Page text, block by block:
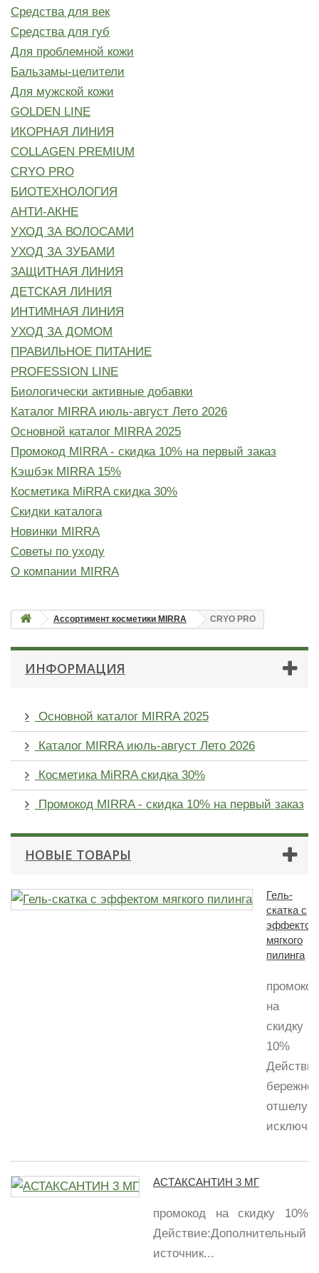
Средства для век
Средства для губ
Для проблемной кожи
Бальзамы-целители
Для мужской кожи
GOLDEN LINE
ИКОРНАЯ ЛИНИЯ
COLLAGEN PREMIUM
CRYO PRO
БИОТЕХНОЛОГИЯ
АНТИ-АКНЕ
УХОД ЗА ВОЛОСАМИ
УХОД ЗА ЗУБАМИ
ЗАЩИТНАЯ ЛИНИЯ
ДЕТСКАЯ ЛИНИЯ
ИНТИМНАЯ ЛИНИЯ
УХОД ЗА ДОМОМ
ПРАВИЛЬНОЕ ПИТАНИЕ
PROFESSION LINE
Биологически активные добавки
Каталог MIRRA июль-август Лето 2026
Основной каталог MIRRA 2025
Промокод MIRRA - скидка 10% на первый заказ
Кэшбэк MIRRA 15%
Косметика MiRRA скидка 30%
Скидки каталога
Новинки MIRRA
Советы по уходу
О компании MIRRA
Ассортимент косметики MIRRA CRYO PRO
ИНФОРМАЦИЯ
Основной каталог MIRRA 2025
Каталог MIRRA июль-август Лето 2026
Косметика MiRRA скидка 30%
Промокод MIRRA - скидка 10% на первый заказ
НОВЫЕ ТОВАРЫ
Гель-
скатка с
эффектом
мягкого
пилинга
промокод
на
скидку
10%
бережно
АСТАКСАНТИН 3 МГ
промокод на скидку 10%
Действие:Дополнительный
источник...